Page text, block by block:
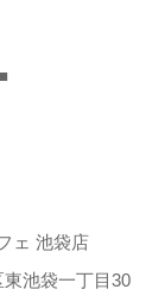
袋店
一丁目30